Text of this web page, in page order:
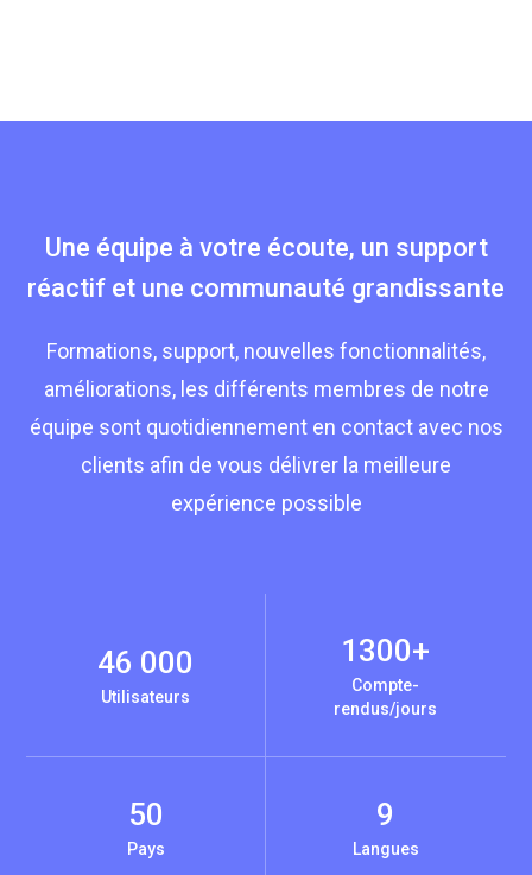
Une équipe à votre écoute, un support
réactif et une communauté grandissante
Formations, support, nouvelles fonctionnalités,
améliorations, les différents membres de notre
équipe sont quotidiennement en contact avec nos
clients afin de vous délivrer la meilleure
expérience possible
46 000
Utilisateurs
1300+
Compte-
rendus/jours
50
Pays
9
Langues